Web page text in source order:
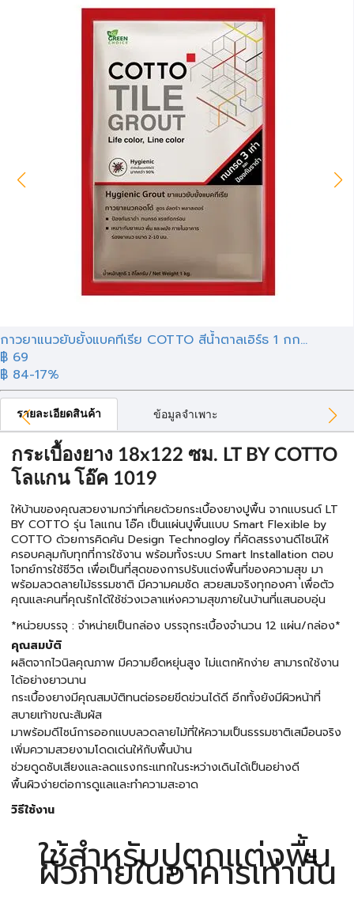
กาวยาแนวยับยั้งแบคทีเรีย COTTO สีน้ำตาลเอิร์ธ 1 กก...
฿ 69
฿ 84-17%
รายละเอียดสินค้า ข้อมูลจำเพาะ
กระเบื้องยาง 18x122 ซม. LT BY COTTO
โลแกน โอ๊ค 1019
ให้บ้านของคุณสวยงามกว่าที่เคยด้วยกระเบื้องยางปูพื้น จากแบรนด์ LT
BY COTTO รุ่น โลแกน โอ๊ค เป็นแผ่นปูพื้นแบบ Smart Flexible by
COTTO ด้วยการคิดค้น Design Technogloy ที่คัดสรรงานดีไซน์ให้
ครอบคลุมกับทุกที่การใช้งาน พร้อมทั้งระบบ Smart Installation ตอบ
โจทย์การใช้ชีวิต เพื่อเป็นที่สุดของการปรับแต่งพื้นที่ของความสุุข มา
พร้อมลวดลายไม้ธรรมชาติ มีความคมชัด สวยสมจริงทุกองศา เพื่อตัว
คุณและคนที่คุณรักได้ใช้ช่วงเวลาแห่งความสุขภายในบ้านที่แสนอบอุ่น
*หน่วยบรรจุ : จำหน่ายเป็นกล่อง บรรจุกระเบื้องจำนวน 12 แผ่น/กล่อง*
คุณสมบัติ
ผลิตจากไวนิลคุณภาพ มีความยืดหยุ่นสูง ไม่แตกหักง่าย สามารถใช้งาน
ได้อย่างยาวนาน
กระเบื้องยางมีคุณสมบัติทนต่อรอยขีดข่วนได้ดี อีกทั้งยังมีผิวหน้าที่
สบายเท้าขณะสัมผัส
มาพร้อมดีไซน์การออกแบบลวดลายไม้ที่ให้ความเป็นธรรมชาติเสมือนจริง
เพิ่มความสวยงามโดดเด่นให้กับพื้นบ้าน
ช่วยดูดซับเสียงและลดแรงกระแทกในระหว่างเดินได้เป็นอย่างดี
พื้นผิวง่ายต่อการดูแลและทำความสะอาด
วิธีใช้งาน
ใช้สำหรับปูตกแต่งพื้น
ผิวภายในอาคารเท่านั้น